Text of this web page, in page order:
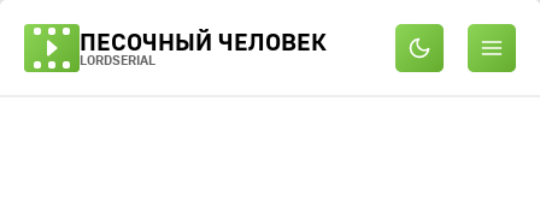
ПЕСОЧНЫЙ ЧЕЛОВЕК
LORDSERIAL